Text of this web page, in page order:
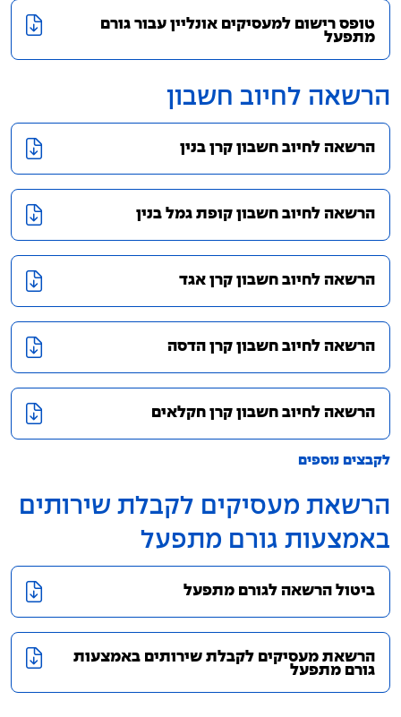
טופס רישום למעסיקים אונליין עבור גורם
מתפעל
הרשאה לחיוב חשבון
הרשאה לחיוב חשבון קרן בנין
הרשאה לחיוב חשבון קופת גמל בנין
הרשאה לחיוב חשבון קרן אגד
הרשאה לחיוב חשבון קרן הדסה
הרשאה לחיוב חשבון קרן חקלאים
לקבצים נוספים
הרשאת מעסיקים לקבלת שירותים
באמצעות גורם מתפעל
ביטול הרשאה לגורם מתפעל
הרשאת מעסיקים לקבלת שירותים באמצעות
גורם מתפעל